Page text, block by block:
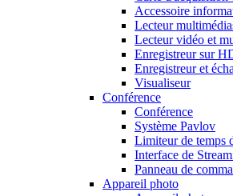
Accessoire
Lecteur
Lecteur vidéo et
Enregistreur sur
Enregistreur et
Visualiseur
Conférence
Conférence
Système Pavlov
Limiteur de temps
Interface de
Panneau de
Appareil photo